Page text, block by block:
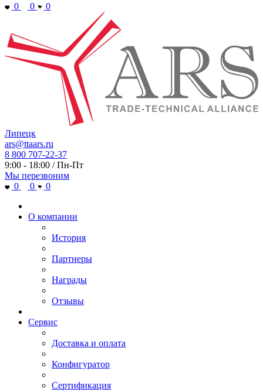
0
0 0
Липецк
ars@ttaars.ru
8 800 707-22-37
9:00 - 18:00 / Пн-Пт
Мы перезвоним
0
0 0
О компании
История
Партнеры
Награды
Отзывы
Сервис
Доставка и оплата
Конфигуратор
Сертификация